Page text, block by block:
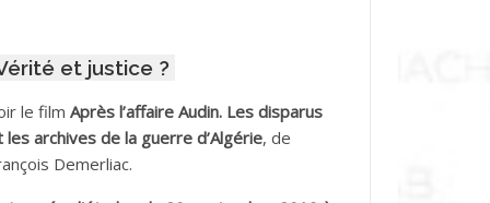
Mohamed Akli
et justice ?
le film Après l’affaire Audin. Les disparus
les archives de la guerre d’Algérie, de
Demerliac.